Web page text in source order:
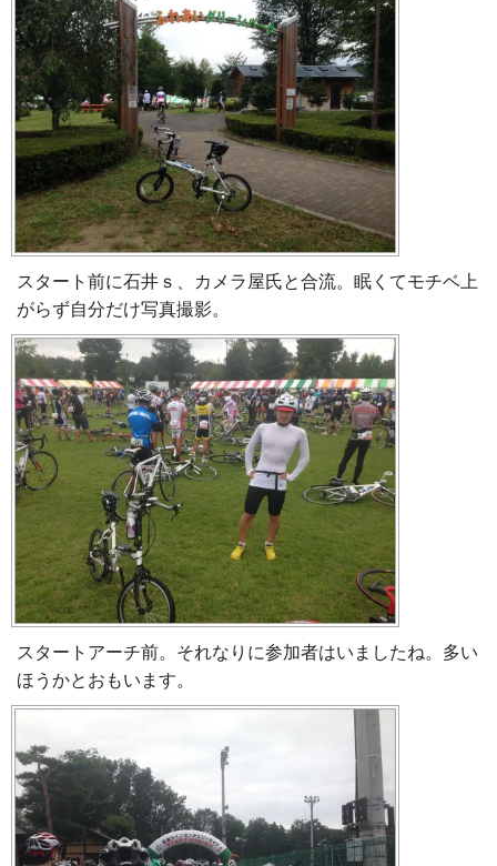
スタート前に石井ｓ、カメラ屋氏と合流。眠くてモチベ上
がらず自分だけ写真撮影。
スタートアーチ前。それなりに参加者はいましたね。多い
ほうかとおもいます。